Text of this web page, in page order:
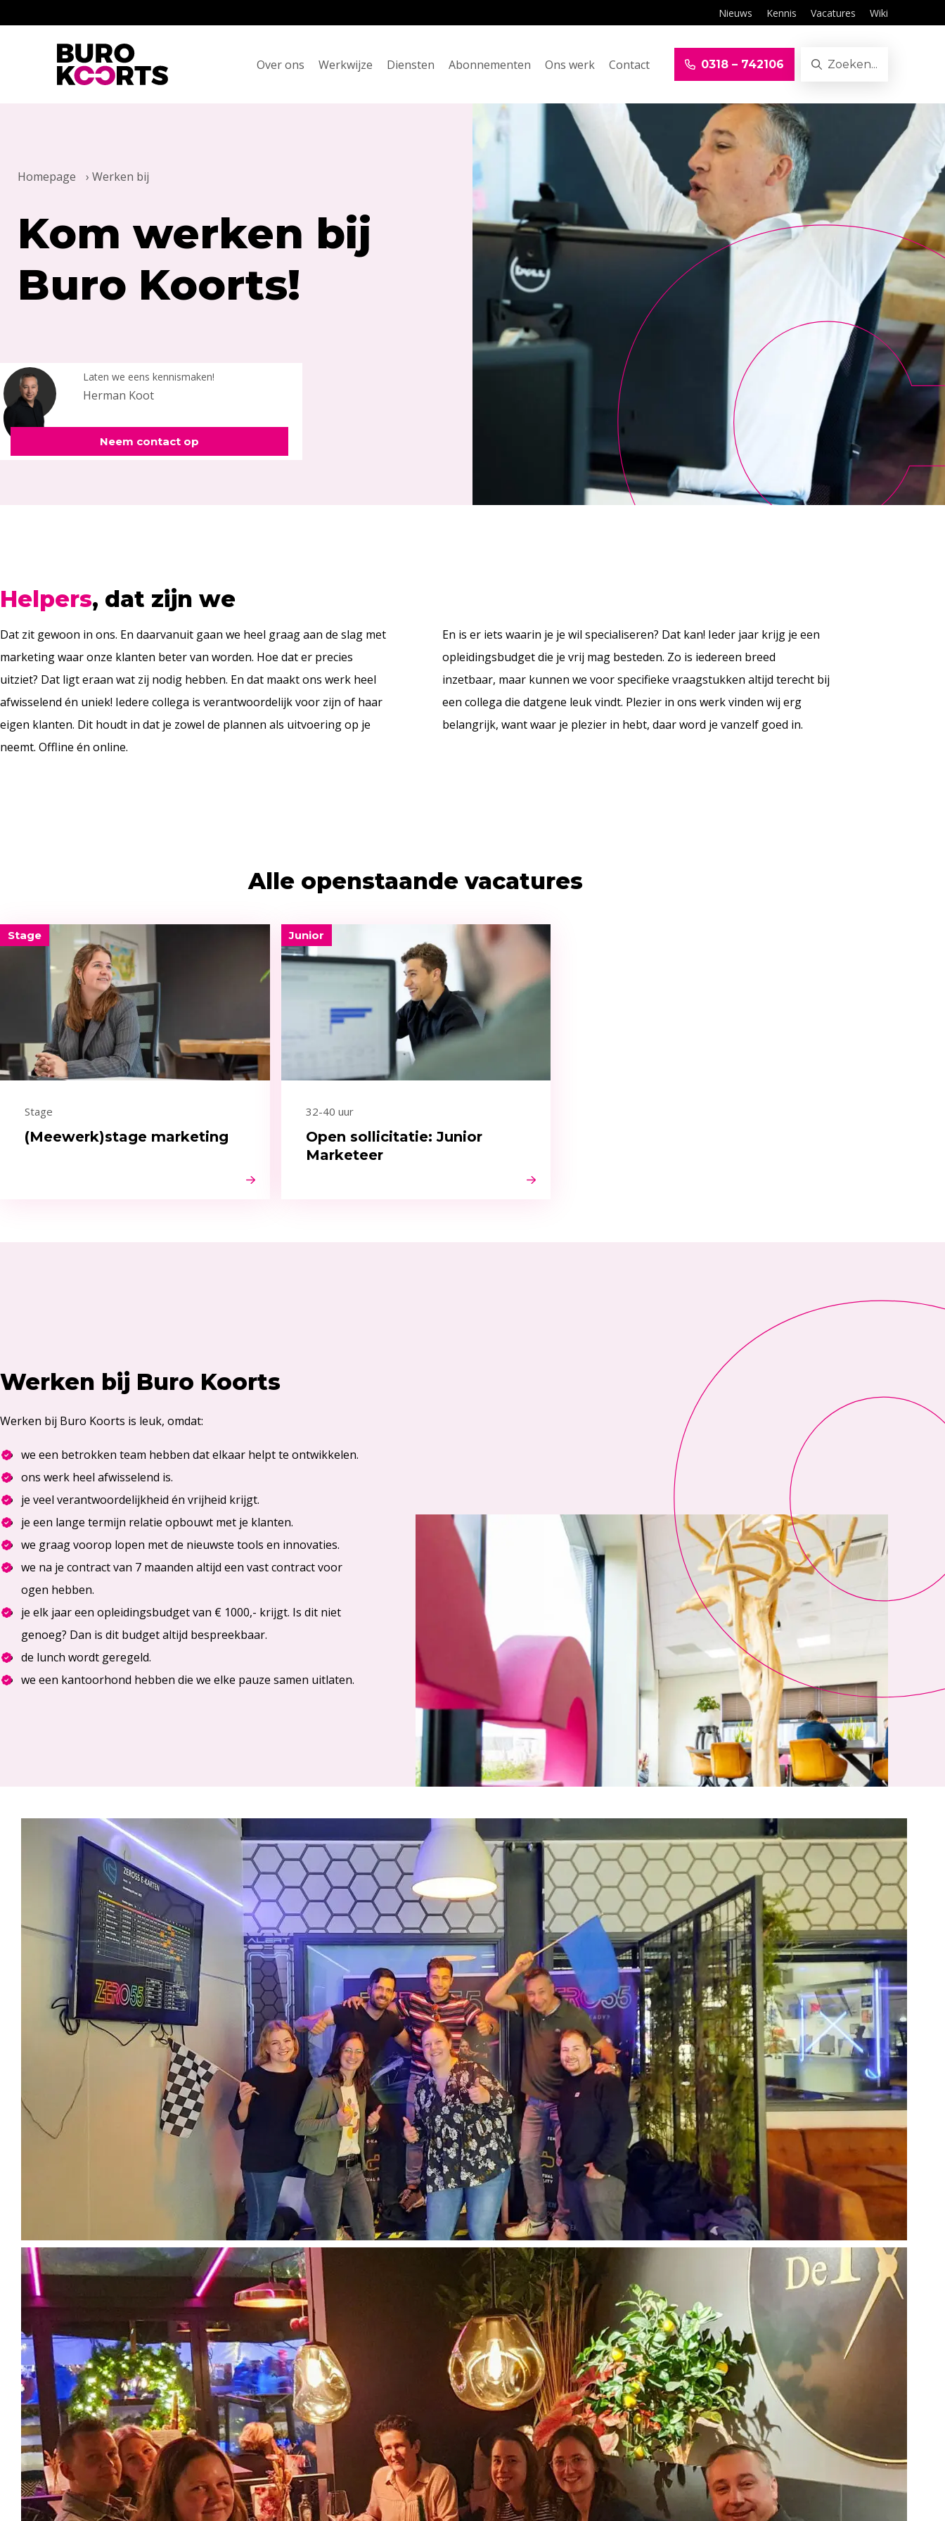
Nieuws Kennis Vacatures Wiki
Terug naar home
Over ons Werkwijze Diensten Abonnementen Ons werk Contact 0318 – 742106 Zoeken...
Homepage › Werken bij
Kom werken bij
Buro Koorts!
Herman Koot
Laten we eens kennismaken!
Neem contact op
Helpers, dat zijn we
Dat zit gewoon in ons. En daarvanuit gaan we heel graag aan de slag met
marketing waar onze klanten beter van worden. Hoe dat er precies
uitziet? Dat ligt eraan wat zij nodig hebben. En dat maakt ons werk heel
afwisselend én uniek! Iedere collega is verantwoordelijk voor zijn of haar
eigen klanten. Dit houdt in dat je zowel de plannen als uitvoering op je
neemt. Offline én online.
En is er iets waarin je je wil specialiseren? Dat kan! Ieder jaar krijg je een
opleidingsbudget die je vrij mag besteden. Zo is iedereen breed
inzetbaar, maar kunnen we voor specifieke vraagstukken altijd terecht bij
een collega die datgene leuk vindt. Plezier in ons werk vinden wij erg
belangrijk, want waar je plezier in hebt, daar word je vanzelf goed in.
Alle openstaande vacatures
(Meewerk)stage marketing
Stage
Stage
Open sollicitatie: Junior
Marketeer
32-40 uur
Junior
Werken bij Buro Koorts
Werken bij Buro Koorts is leuk, omdat:
we een betrokken team hebben dat elkaar helpt te ontwikkelen.
ons werk heel afwisselend is.
je veel verantwoordelijkheid én vrijheid krijgt.
je een lange termijn relatie opbouwt met je klanten.
we graag voorop lopen met de nieuwste tools en innovaties.
we na je contract van 7 maanden altijd een vast contract voor
ogen hebben.
je elk jaar een opleidingsbudget van € 1000,- krijgt. Is dit niet
genoeg? Dan is dit budget altijd bespreekbaar.
de lunch wordt geregeld.
we een kantoorhond hebben die we elke pauze samen uitlaten.